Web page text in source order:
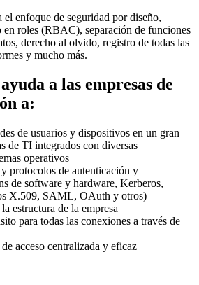
el enfoque de seguridad por diseño,
en roles (RBAC), separación de funciones
derecho al olvido, registro de todas las
y mucho más.
a las empresas de
a:
de usuarios y dispositivos en un gran
de TI integrados con diversas
operativos
protocolos de autenticación y
de software y hardware, Kerberos,
X.509, SAML, OAuth y otros)
estructura de la empresa
para todas las conexiones a través de
acceso centralizada y eficaz